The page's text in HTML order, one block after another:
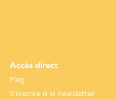
Accès direct
Mag
S'inscrire à la newsletter